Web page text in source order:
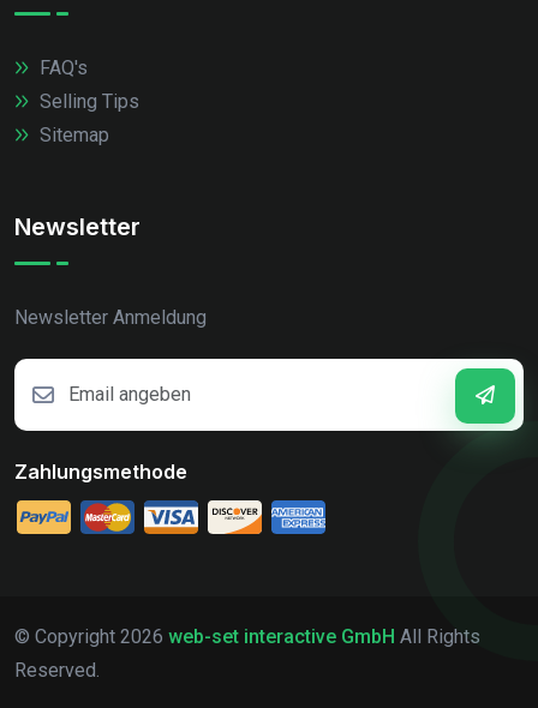
FAQ's
Selling Tips
Sitemap
Newsletter
Newsletter Anmeldung
Zahlungsmethode
© Copyright 2026 web-set interactive GmbH All Rights
Reserved.